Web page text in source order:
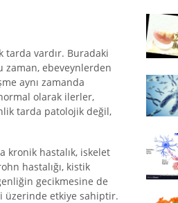
tarda vardır. Buradaki
zaman, ebeveynlerden
aynı zamanda
olarak ilerler,
tarda patolojik değil,
kronik hastalık, iskelet
hastalığı, kistik
gecikmesine de
üzerinde etkiye sahiptir.